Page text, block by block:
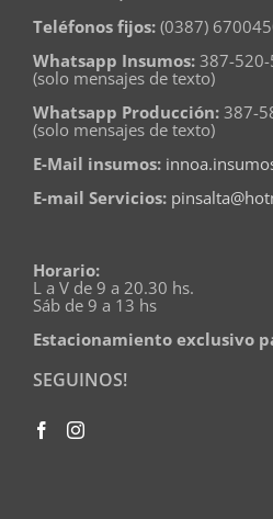
Tags Name
Domes
Teléfonos fijos: (0387)
Whatsapp Insumos: 387-
(solo mensajes de texto)
Whatsapp Producción: 387-
(solo mensajes de texto)
E-Mail insumos:
E-mail Servicios:
Horario:
L a V de 9 a 20.30 hs.
Sáb de 9 a 13 hs
Estacionamiento exclusivo
SEGUINOS!